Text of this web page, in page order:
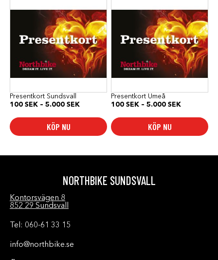
Presentkort Sundsvall
100 SEK – 5.000 SEKPrisintervall:
5.000 SEK
KÖP NU
produkten
varianter.
De
alternativen
kan
väljas
produktsidan
Presentkort Umeå
100 SEK – 5.000 SEK
5.000 SEK
KÖP NU
produkten
varianter.
De
alternativen
kan
väljas
produktsidan
NORTHBIKE SUNDSVALL
Kontorsvägen 8
852 29 Sundsvall
Tel: 060-61 33 15
info@northbike.se